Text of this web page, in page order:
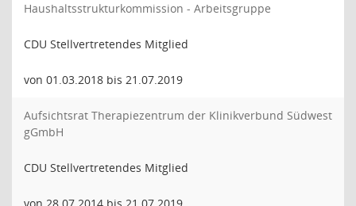
Haushaltsstrukturkommission - Arbeitsgruppe
CDU Stellvertretendes Mitglied
von 01.03.2018 bis 21.07.2019
Aufsichtsrat Therapiezentrum der Klinikverbund Südwest
gGmbH
CDU Stellvertretendes Mitglied